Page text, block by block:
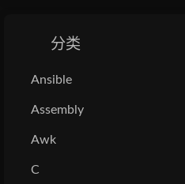
分类
Ansible
Assembly
Awk
C